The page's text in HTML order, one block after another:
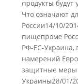
продукты будут
Что означают
России14/10/
пищепроме
РФ-ЕС-Украина,
намерений
защитные меры
Украины28/01/